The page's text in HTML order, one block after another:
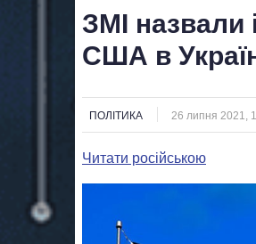
ЗМІ назвали
США в
ПОЛІТИКА 26 липня 2021,
Читати російською